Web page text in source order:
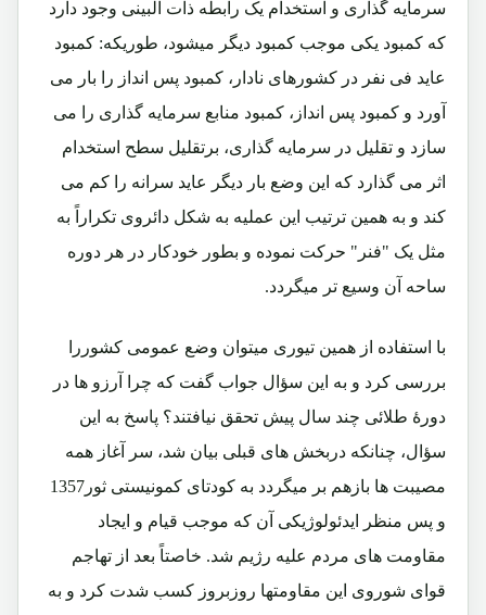
سرمایه گذاری و استخدام یک رابطه ذات البینی وجود دارد
که کمبود یکی موجب کمبود دیگر میشود، طوریکه: کمبود
عاید فی نفر در کشورهای نادار، کمبود پس انداز را بار می
آورد و کمبود پس انداز، کمبود منابع سرمایه گذاری را می
سازد و تقلیل در سرمایه گذاری، برتقلیل سطح استخدام
اثر می گذارد که این وضع بار دیگر عاید سرانه را کم می
کند و به همین ترتیب این عملیه به شکل دائروی تکراراً به
مثل یک "فنر" حرکت نموده و بطور خودکار در هر دوره
ساحه آن وسیع تر میگردد.
با استفاده از همین تیوری میتوان وضع عمومی کشوررا
بررسی کرد و به این سؤال جواب گفت که چرا آرزو ها در
دورۀ طلائی چند سال پیش تحقق نیافتند؟ پاسخ به این
سؤال، چنانکه دربخش های قبلی بیان شد، سر آغاز همه
مصیبت ها بازهم بر میگردد به کودتای کمونیستی ثور1357
و پس منظر ایدئولوژیکی آن که موجب قیام و ایجاد
مقاومت های مردم علیه رژیم شد. خاصتاً بعد از تهاجم
قوای شوروی این مقاومتها روزبروز کسب شدت کرد و به